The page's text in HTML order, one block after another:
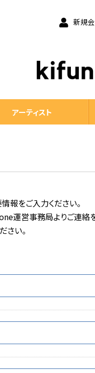
新規
アーティスト
報をご入力ください。
運営事務局よりご連絡
さい。